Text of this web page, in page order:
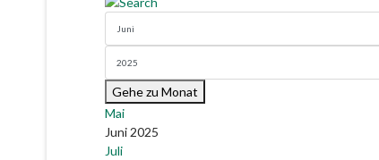
Gehe zu Monat
Mai
Juni 2025
Juli